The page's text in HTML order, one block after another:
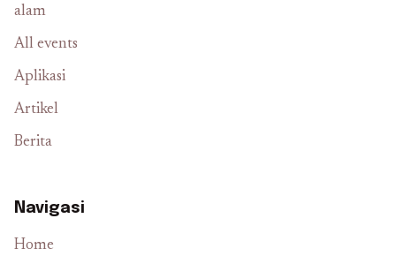
alam
All events
Aplikasi
Artikel
Berita
Navigasi
Home